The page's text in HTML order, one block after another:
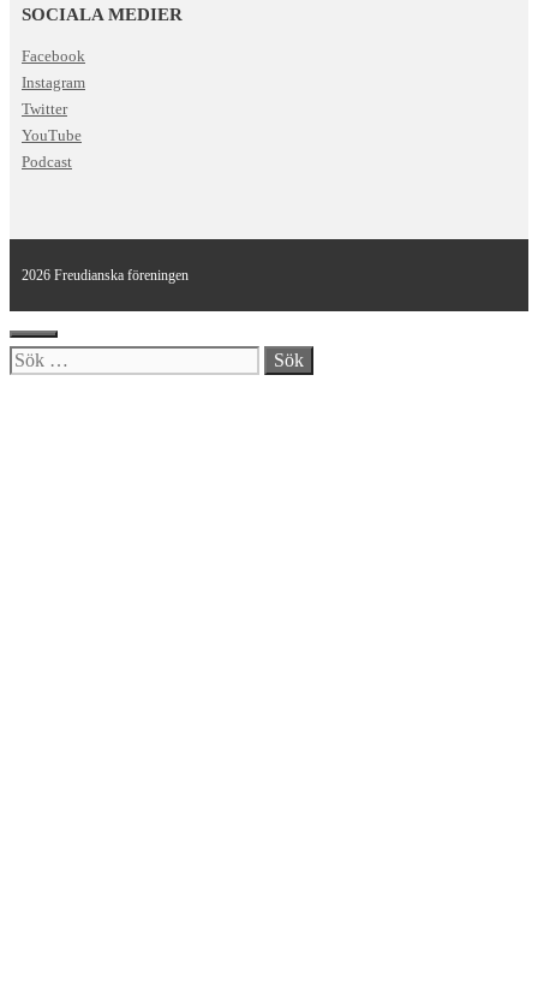
SOCIALA MEDIER
Facebook
Instagram
Twitter
YouTube
Podcast
2026 Freudianska föreningen
Stäng
Sök